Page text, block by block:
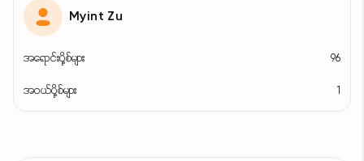
Myint Zu
အရောင်းပို့စ်များ 96
အဝယ်ပို့စ်များ